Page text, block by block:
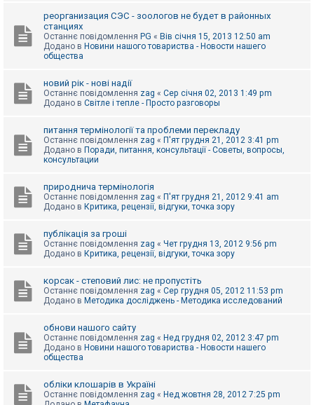
реорганизация СЭС - зоологов не будет в районных
станциях
Останнє повідомлення PG « Вів січня 15, 2013 12:50 am
Додано в Новини нашого товариства - Новости нашего
общества
новий рік - нові надії
Останнє повідомлення zag « Сер січня 02, 2013 1:49 pm
Додано в Світле і тепле - Просто разговоры
питання термінології та проблеми перекладу
Останнє повідомлення zag « П'ят грудня 21, 2012 3:41 pm
Додано в Поради, питання, консультації - Советы, вопросы,
консультации
природнича термінологія
Останнє повідомлення zag « П'ят грудня 21, 2012 9:41 am
Додано в Критика, рецензії, відгуки, точка зору
публікація за гроші
Останнє повідомлення zag « Чет грудня 13, 2012 9:56 pm
Додано в Критика, рецензії, відгуки, точка зору
корсак - степовий лис: не пропустіть
Останнє повідомлення zag « Сер грудня 05, 2012 11:53 pm
Додано в Методика досліджень - Методика исследований
обнови нашого сайту
Останнє повідомлення zag « Нед грудня 02, 2012 3:47 pm
Додано в Новини нашого товариства - Новости нашего
общества
обліки клошарів в Україні
Останнє повідомлення zag « Нед жовтня 28, 2012 7:25 pm